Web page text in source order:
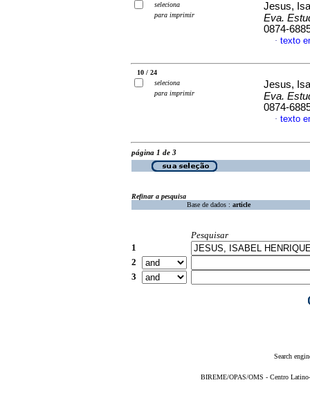
seleciona
para imprimir
Jesus,
Eva.
0874-
· texto
10 / 24
seleciona
para imprimir
Jesus,
Eva.
0874-
· texto
página 1 de 3
Refinar a pesquisa
Base de dados : article
Pesquisar
1
2
3
Search
BIREME/OPAS/OMS - Centro Latino-